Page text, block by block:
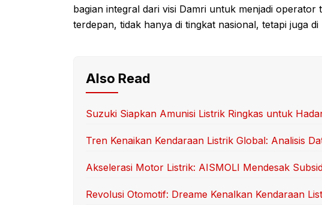
bagian integral dari visi Damri untuk menjadi
terdepan, tidak hanya di tingkat nasional, tetapi juga
Also Read
Suzuki Siapkan Amunisi Listrik Ringkas untuk
Tren Kenaikan Kendaraan Listrik Global: Analisis
Akselerasi Motor Listrik: AISMOLI Mendesak
Revolusi Otomotif: Dreame Kenalkan Kendaraan